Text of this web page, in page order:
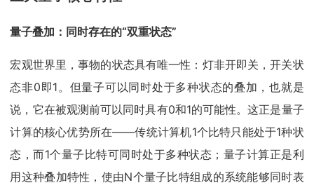
量子叠加：同时存在的“双重状态”
宏观世界里，事物的状态具有唯一性：灯非开即关，开关状
态非0即1。但量子可以同时处于多种状态的叠加，也就是
说，它在被观测前可以同时具有0和1的可能性。这正是量子
计算的核心优势所在——传统计算机1个比特只能处于1种状
态，而1个量子比特可同时处于多种状态；量子计算正是利
用这种叠加特性，使由N个量子比特组成的系统能够同时表